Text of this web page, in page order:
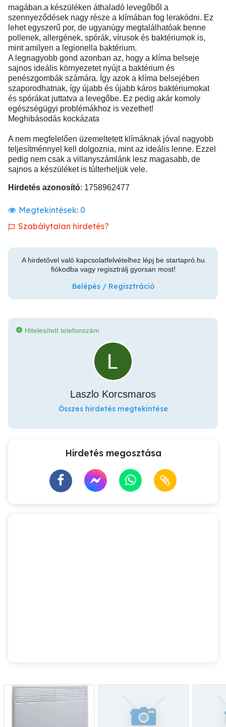
magában.a készüléken áthaladó levegőből a
szennyeződések nagy része a klímában fog lerakódni. Ez
lehet egyszerű por, de ugyanúgy megtalálhatóak benne
pollenek, allergének, spórák, vírusok és baktériumok is,
mint amilyen a legionella baktérium.
A legnagyobb gond azonban az, hogy a klíma belseje
sajnos ideális környezetet nyújt a baktérium és
penészgombák számára. Így azok a klíma belsejében
szaporodhatnak, így újabb és újabb káros baktériumokat
és spórákat juttatva a levegőbe. Ez pedig akár komoly
egészségügyi problémákhoz is vezethet!
Meghibásodás kockázata
A nem megfelelően üzemeltetett klímáknak jóval nagyobb
teljesítménnyel kell dolgoznia, mint az ideális lenne. Ezzel
pedig nem csak a villanyszámlánk lesz magasabb, de
sajnos a készüléket is túlterheljük vele.
Hirdetés azonosító: 1758962477
Megtekintések: 0
Szabálytalan hirdetés?
A hirdetővel való kapcsolatfelvételhez lépj be startapró.hu
fiókodba vagy regisztrálj gyorsan most!
Belépés / Regisztráció
Hitelesített telefonszám
Laszlo Korcsmaros
Összes hirdetés megtekintése
Hirdetés megosztása